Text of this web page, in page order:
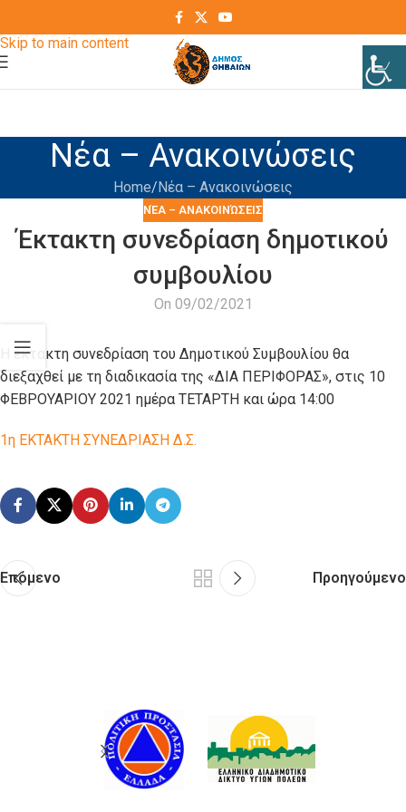
Skip to main content
Νέα – Ανακοινώσεις
Home Νέα – Ανακοινώσεις
ΝΈΑ – ΑΝΑΚΟΙΝΏΣΕΙΣ
Έκτακτη συνεδρίαση δημοτικού
συμβουλίου
On 09/02/2021
Η έκτακτη συνεδρίαση του Δημοτικού Συμβουλίου θα
διεξαχθεί με τη διαδικασία της «ΔΙΑ ΠΕΡΙΦΟΡΑΣ», στις 10
ΦΕΒΡΟΥΑΡΙΟΥ 2021 ημέρα ΤΕΤΑΡΤΗ και ώρα 14:00
1η ΕΚΤΑΚΤΗ ΣΥΝΕΔΡΙΑΣΗ Δ.Σ.
Επόμενο Προηγούμενο